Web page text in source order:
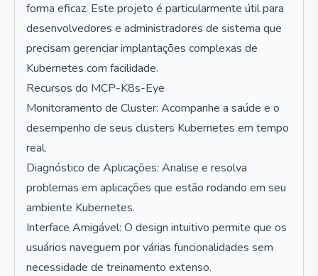
forma eficaz. Este projeto é particularmente útil para
desenvolvedores e administradores de sistema que
precisam gerenciar implantações complexas de
Kubernetes com facilidade.
Recursos do MCP-K8s-Eye
Monitoramento de Cluster: Acompanhe a saúde e o
desempenho de seus clusters Kubernetes em tempo
real.
Diagnóstico de Aplicações: Analise e resolva
problemas em aplicações que estão rodando em seu
ambiente Kubernetes.
Interface Amigável: O design intuitivo permite que os
usuários naveguem por várias funcionalidades sem
necessidade de treinamento extenso.